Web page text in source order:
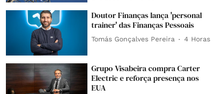
Doutor Finanças lança 'personal
trainer' das Finanças Pessoais
Tomás Gonçalves Pereira 4 Horas
Grupo Visabeira compra Carter
Electric e reforça presença nos
EUA